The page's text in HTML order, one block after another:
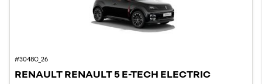
#3048C_26
RENAULT RENAULT 5 E-TECH ELECTRIC